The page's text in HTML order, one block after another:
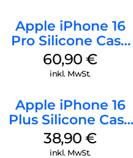
Apple iPhone 16
Pro Silicone Case
MagSafe Stone
Gray
60,90€
inkl. MwSt.
Apple iPhone 16
Plus Silicone Case
MagSafe Denim
38,90€
inkl. MwSt.